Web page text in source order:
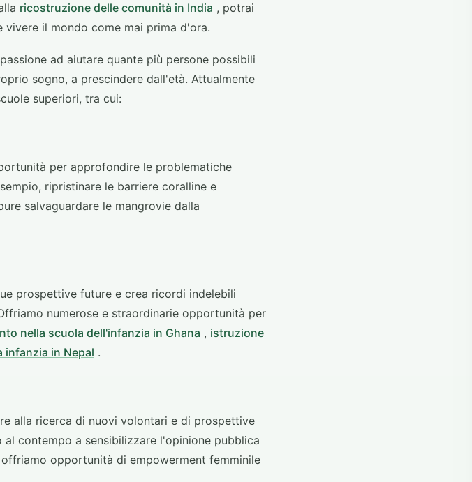
ricostruzione delle comunità in India , potrai
il mondo come mai prima d'ora.
ad aiutare quante più persone possibili
sogno, a prescindere dall'età. Attualmente
superiori, tra cui:
per approfondire le problematiche
ripristinare le barriere coralline e
salvaguardare le mangrovie dalla
prospettive future e crea ricordi indelebili
numerose e straordinarie opportunità per
nella scuola dell'infanzia in Ghana , istruzione
infanzia in Nepal .
alla ricerca di nuovi volontari e di prospettive
contempo a sensibilizzare l'opinione pubblica
opportunità di empowerment femminile
.